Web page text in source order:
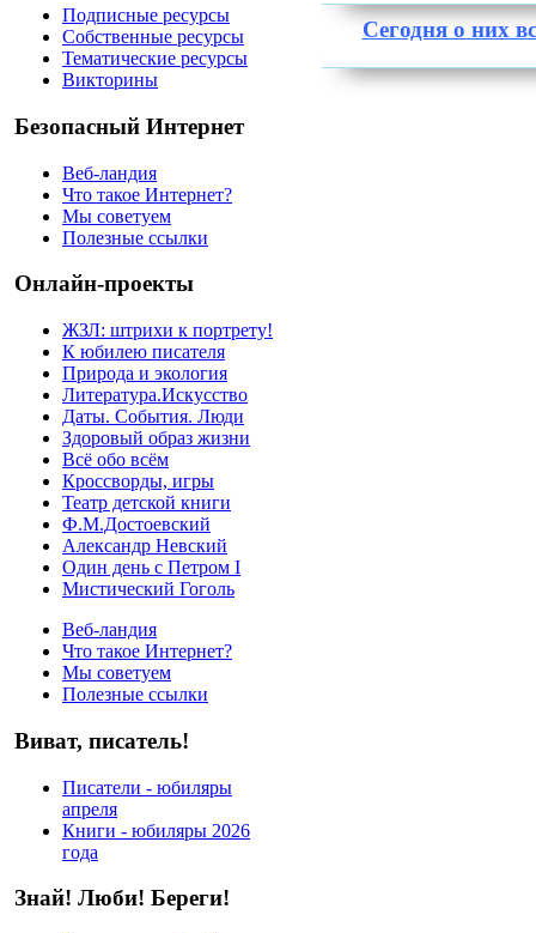
Подписные ресурсы
Собственные ресурсы
Тематические ресурсы
Викторины
Безопасный Интернет
Веб-ландия
Что такое Интернет?
Мы советуем
Полезные ссылки
Онлайн-проекты
ЖЗЛ: штрихи к портрету!
К юбилею писателя
Природа и экология
Литература.Искусство
Даты. События. Люди
Здоровый образ жизни
Всё обо всём
Кроссворды, игры
Театр детской книги
Ф.М.Достоевский
Александр Невский
Один день с Петром I
Мистический Гоголь
Веб-ландия
Что такое Интернет?
Мы советуем
Полезные ссылки
Виват, писатель!
Писатели - юбиляры
апреля
Книги - юбиляры 2026
года
Знай! Люби! Береги!
Сегодня о них